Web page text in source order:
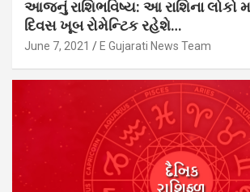
આજનું રાશિભવિષ્ય: આ રાશિના લોકો
દિવસ ખૂબ રોમેન્ટિક રહેશે…
June 7, 2021 E Gujarati News Team